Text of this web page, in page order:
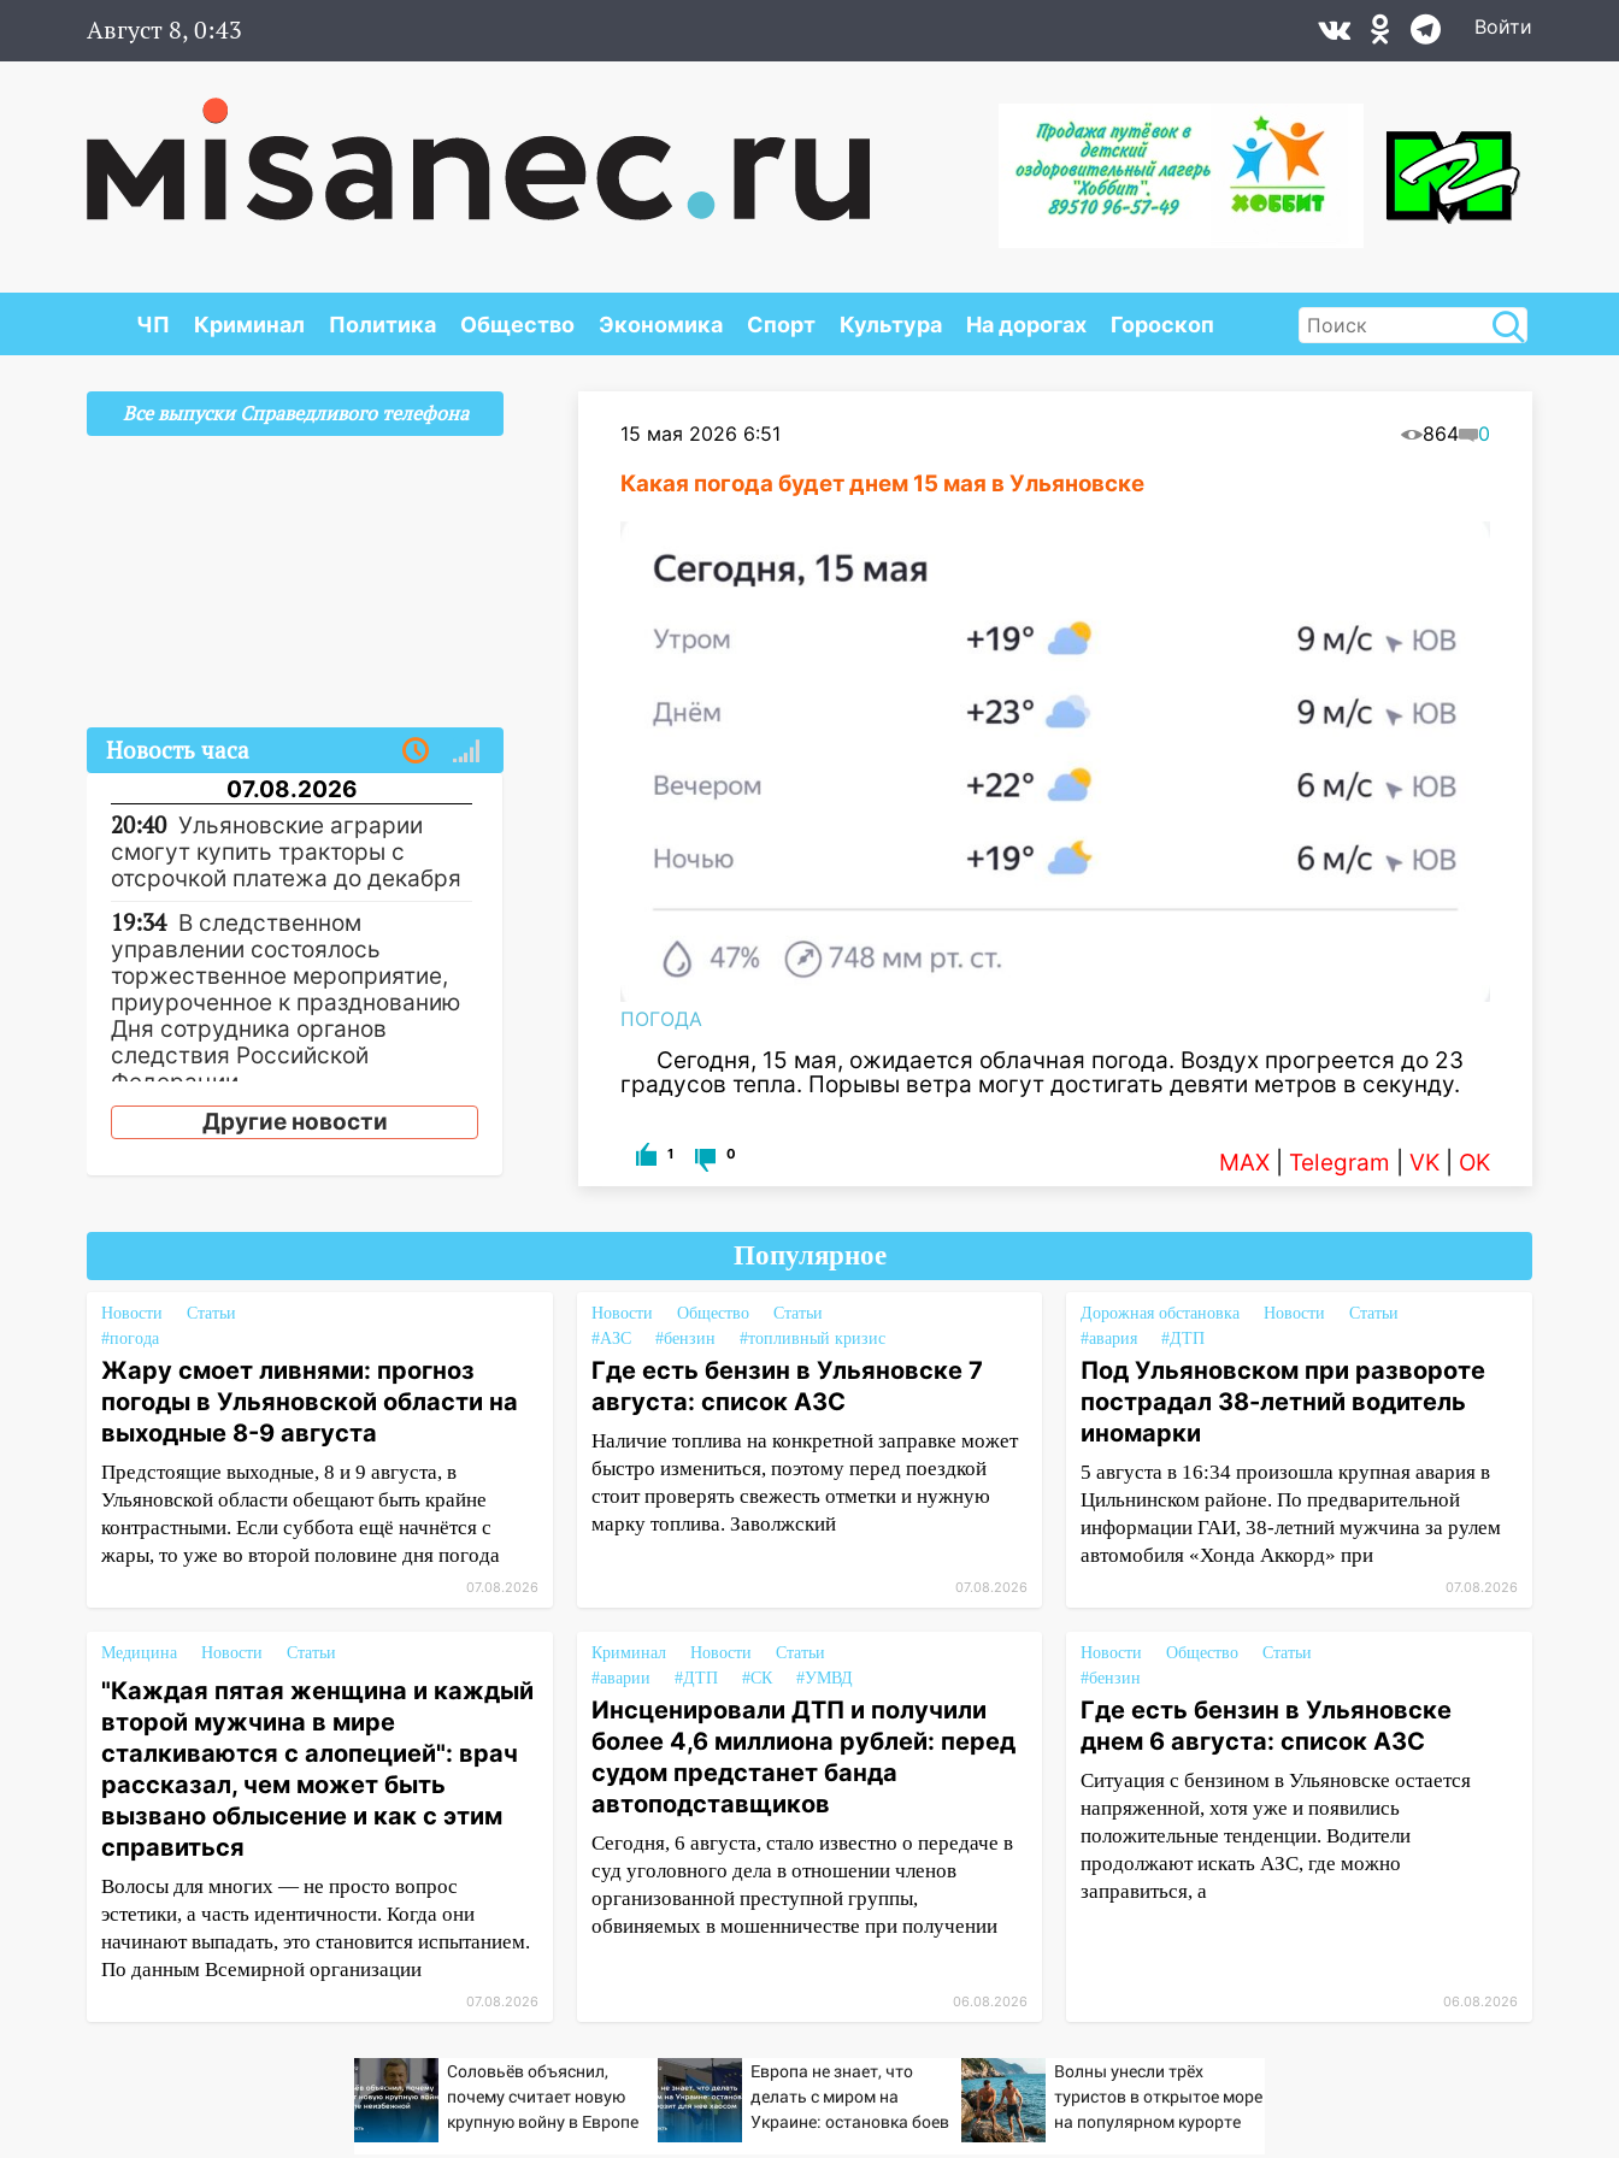
Август 8, 0:43 Войти
ЧП Криминал Политика Общество Экономика Спорт Культура На дорогах Гороскоп
15 мая 2026 6:51 864 0
Какая погода будет днем 15 мая в Ульяновске
ПОГОДА
Сегодня, 15 мая, ожидается облачная погода. Воздух прогреется до 23
градусов тепла. Порывы ветра могут достигать девяти метров в секунду.
1 0 MAX Telegram VK OK
Все выпуски Справедливого телефона
Новость часа
07.08.2026
20:40 Ульяновские аграрии
смогут купить тракторы с
отсрочкой платежа до декабря
19:34 В следственном
управлении состоялось
торжественное мероприятие,
приуроченное к празднованию
Дня сотрудника органов
следствия Российской
Федерации
19:30
Ульяновцев приглашают
стала пилотным регионом
проекта «Культурное
долголетие»
17:16 В реанимацию
Ульяновской областной
больницы поступили шесть
новых аппаратов ИВЛ
16:51 В Чердаклинском районе
ремонтируют дороги, ставят
остановки и проводят новое
ещё девять бункеров для
крупногабаритного мусора
16:26 В Ульяновске бесплатно
покажут матч «Волги» под
открытым небом
16:12 В Ульяновском
госуниверситете разработают
цифровой ПЦР
15:47 Ульяновцы могут
вернуть деньги за абонементы
После вмешательства
Ульяновской области привели
в порядок детские площадки
Другие новости
Популярное
Новости
Статьи
#погода
Жару смоет ливнями: прогноз
погоды в Ульяновской области на
выходные 8-9 августа
Предстоящие выходные, 8 и 9 августа, в
Ульяновской области обещают быть крайне
контрастными. Если суббота ещё начнётся с
жары, то уже во второй половине дня погода
07.08.2026
Новости Общество
Статьи
#АЗС
#бензин #топливный кризис
Где есть бензин в Ульяновске 7
августа: список АЗС
Наличие топлива на конкретной заправке может
быстро измениться, поэтому перед поездкой
стоит проверять свежесть отметки и нужную
марку топлива. Заволжский
07.08.2026
Дорожная обстановка Новости
Статьи
#авария
#ДТП
Под Ульяновском при развороте
пострадал 38-летний водитель
иномарки
5 августа в 16:34 произошла крупная авария в
Цильнинском районе. По предварительной
информации ГАИ, 38-летний мужчина за рулем
автомобиля «Хонда Аккорд» при
07.08.2026
Медицина Новости Статьи
"Каждая пятая женщина и каждый
второй мужчина в мире
сталкиваются с алопецией": врач
рассказал, чем может быть
вызвано облысение и как с этим
справиться
Волосы для многих — не просто вопрос
эстетики, а часть идентичности. Когда они
начинают выпадать, это становится испытанием.
По данным Всемирной организации
07.08.2026
Криминал Новости
Статьи
#аварии
#ДТП #СК #УМВД
Инсценировали ДТП и получили
более 4,6 миллиона рублей: перед
судом предстанет банда
автоподставщиков
Сегодня, 6 августа, стало известно о передаче в
суд уголовного дела в отношении членов
организованной преступной группы,
обвиняемых в мошенничестве при получении
06.08.2026
Новости Общество
Статьи
#бензин
Где есть бензин в Ульяновске
днем 6 августа: список АЗС
Ситуация с бензином в Ульяновске остается
напряженной, хотя уже и появились
положительные тенденции. Водители
продолжают искать АЗС, где можно
заправиться, а
06.08.2026
Соловьёв объяснил,
почему считает новую
крупную войну в Европе
Европа не знает, что
делать с миром на
Украине: остановка боев
Волны унесли трёх
туристов в открытое море
на популярном курорте